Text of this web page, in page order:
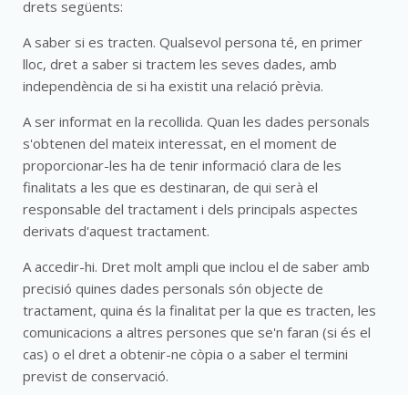
drets següents:
A saber si es tracten. Qualsevol persona té, en primer
lloc, dret a saber si tractem les seves dades, amb
independència de si ha existit una relació prèvia.
A ser informat en la recollida. Quan les dades personals
s'obtenen del mateix interessat, en el moment de
proporcionar-les ha de tenir informació clara de les
finalitats a les que es destinaran, de qui serà el
responsable del tractament i dels principals aspectes
derivats d'aquest tractament.
A accedir-hi. Dret molt ampli que inclou el de saber amb
precisió quines dades personals són objecte de
tractament, quina és la finalitat per la que es tracten, les
comunicacions a altres persones que se'n faran (si és el
cas) o el dret a obtenir-ne còpia o a saber el termini
previst de conservació.